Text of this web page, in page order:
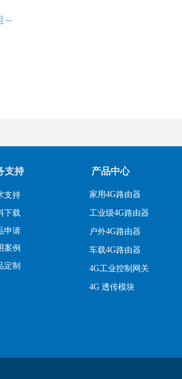
～
支持 产品中心
家用4G路由器
工业级4G路由器
户外4G路由器
车载4G路由器
4G工业控制网关
4G 透传模块
支持
下载
申请
案例
定制